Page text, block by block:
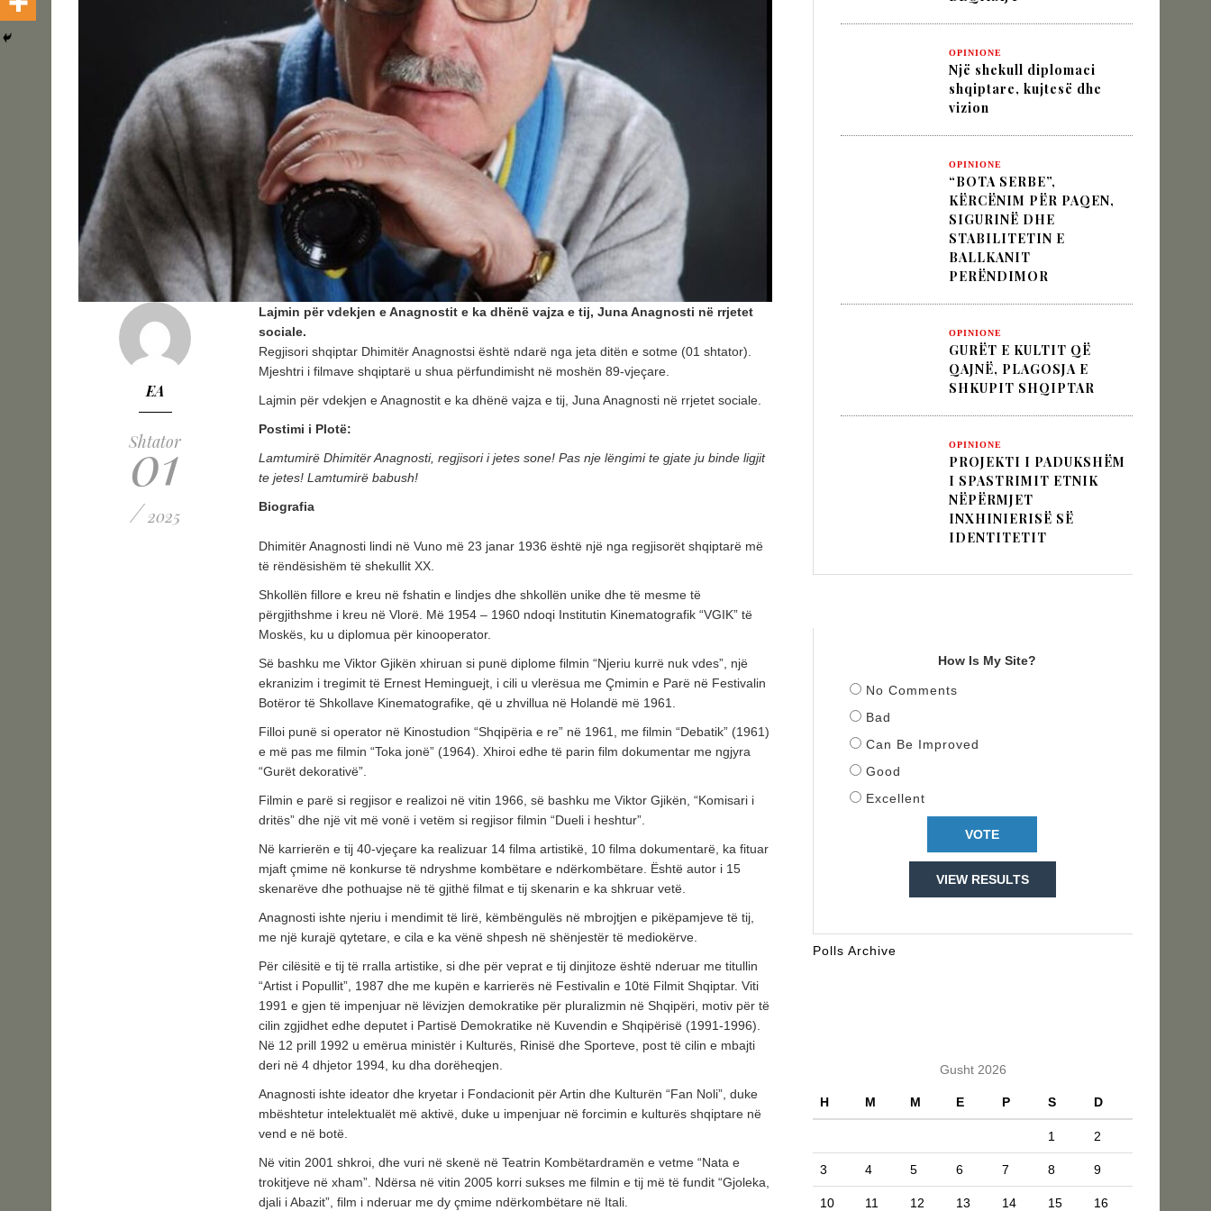
POSTED ON: 25/07/2026
OPINIONE
PROJEKTI I PADUKSHËM I SPASTRIMIT ETNIK NËPËRMJET INXHINIERISË SË
IDENTITETIT
POSTED ON: 20/07/2026
KULTURË
NJË LEXIM TEKSTOLOGJIK DHE SEMIOTIK I VËLLIMIT „MOS I KALLXO HARRIMIT“
TË NAIME BEQIRAJT
POSTED ON: 08/08/2026
EA
Shtator
01
/ 2025
Lajmin për vdekjen e Anagnostit e ka dhënë vajza e tij, Juna Anagnosti në rrjetet
sociale.
Regjisori shqiptar Dhimitër Anagnostsi është ndarë nga jeta ditën e sotme (01 shtator).
Mjeshtri i filmave shqiptarë u shua përfundimisht në moshën 89-vjeçare.
Lajmin për vdekjen e Anagnostit e ka dhënë vajza e tij, Juna Anagnosti në rrjetet sociale.
Postimi i Plotë:
Lamtumirë Dhimitër Anagnosti, regjisori i jetes sone! Pas nje lëngimi te gjate ju binde ligjit
te jetes! Lamtumirë babush!
Biografia
Dhimitër Anagnosti lindi në Vuno më 23 janar 1936 është një nga regjisorët shqiptarë më
të rëndësishëm të shekullit XX.
Shkollën fillore e kreu në fshatin e lindjes dhe shkollën unike dhe të mesme të
përgjithshme i kreu në Vlorë. Më 1954 – 1960 ndoqi Institutin Kinematografik “VGIK” të
Moskës, ku u diplomua për kinooperator.
Së bashku me Viktor Gjikën xhiruan si punë diplome filmin “Njeriu kurrë nuk vdes”, një
ekranizim i tregimit të Ernest Heminguejt, i cili u vlerësua me Çmimin e Parë në Festivalin
Botëror të Shkollave Kinematografike, që u zhvillua në Holandë më 1961.
Filloi punë si operator në Kinostudion “Shqipëria e re” në 1961, me filmin “Debatik” (1961)
e më pas me filmin “Toka jonë” (1964). Xhiroi edhe të parin film dokumentar me ngjyra
“Gurët dekorativë”.
Filmin e parë si regjisor e realizoi në vitin 1966, së bashku me Viktor Gjikën, “Komisari i
dritës” dhe një vit më vonë i vetëm si regjisor filmin “Dueli i heshtur”.
Në karrierën e tij 40-vjeçare ka realizuar 14 filma artistikë, 10 filma dokumentarë, ka fituar
mjaft çmime në konkurse të ndryshme kombëtare e ndërkombëtare. Është autor i 15
skenarëve dhe pothuajse në të gjithë filmat e tij skenarin e ka shkruar vetë.
Anagnosti ishte njeriu i mendimit të lirë, këmbëngulës në mbrojtjen e pikëpamjeve të tij,
me një kurajë qytetare, e cila e ka vënë shpesh në shënjestër të mediokërve.
Për cilësitë e tij të rralla artistike, si dhe për veprat e tij dinjitoze është nderuar me titullin
“Artist i Popullit”, 1987 dhe me kupën e karrierës në Festivalin e 10të Filmit Shqiptar. Viti
1991 e gjen të impenjuar në lëvizjen demokratike për pluralizmin në Shqipëri, motiv për të
cilin zgjidhet edhe deputet i Partisë Demokratike në Kuvendin e Shqipërisë (1991-1996).
Në 12 prill 1992 u emërua ministër i Kulturës, Rinisë dhe Sporteve, post të cilin e mbajti
deri në 4 dhjetor 1994, ku dha dorëheqjen.
Anagnosti ishte ideator dhe kryetar i Fondacionit për Artin dhe Kulturën “Fan Noli”, duke
mbështetur intelektualët më aktivë, duke u impenjuar në forcimin e kulturës shqiptare në
vend e në botë.
Në vitin 2001 shkroi, dhe vuri në skenë në Teatrin Kombëtardramën e vetme “Nata e
trokitjeve në xham”. Ndërsa në vitin 2005 korri sukses me filmin e tij më të fundit “Gjoleka,
djali i Abazit”, film i nderuar me dy çmime ndërkombëtare në Itali.
OPINIONE
Një shekull diplomaci
shqiptare, kujtesë dhe
vizion
OPINIONE
“BOTA SERBE”,
KËRCËNIM PËR PAQEN,
SIGURINË DHE
STABILITETIN E
BALLKANIT
PERËNDIMOR
OPINIONE
GURËT E KULTIT QË
QAJNË, PLAGOSJA E
SHKUPIT SHQIPTAR
OPINIONE
PROJEKTI I PADUKSHËM
I SPASTRIMIT ETNIK
NËPËRMJET
INXHINIERISË SË
IDENTITETIT
How Is My Site?
No Comments
Bad
Can Be Improved
Good
Excellent
VIEW RESULTS
Polls Archive
Gusht 2026
H M M E P S D
1 2
3 4 5 6 7 8 9
10 11 12 13 14 15 16